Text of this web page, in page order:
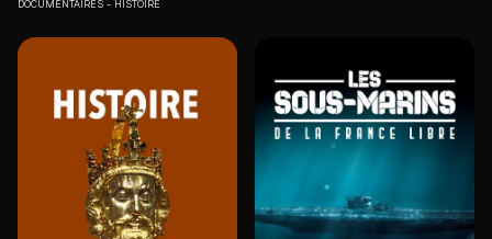
DOCUMENTAIRES HISTOIRE